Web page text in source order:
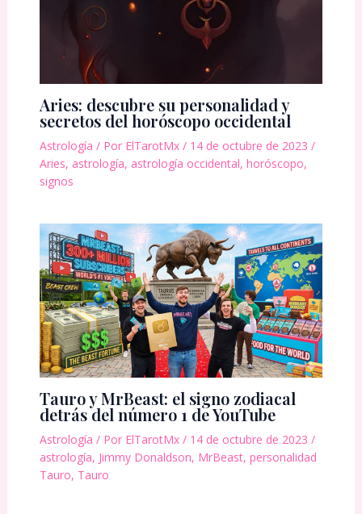
Aries: descubre su personalidad y
secretos del horóscopo occidental
Astrología / Por ElTarotMx / 14 de octubre de 2023 /
Aries, astrología, astrología occidental, horóscopo,
signos
Tauro y MrBeast: el signo zodiacal
detrás del número 1 de YouTube
Astrología / Por ElTarotMx / 14 de octubre de 2023 /
astrología, Jimmy Donaldson, MrBeast, personalidad
Tauro, Tauro